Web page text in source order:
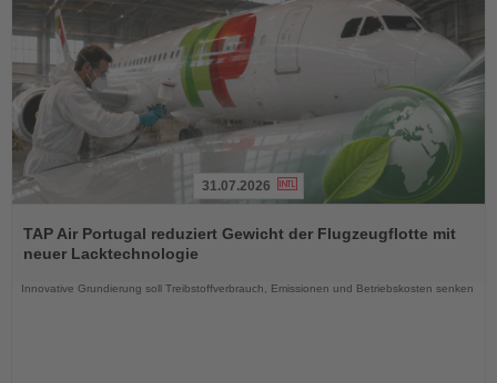
Sie
die
31.07.2026
TAP Air Portugal reduziert Gewicht der Flugzeugflotte mit
neuer Lacktechnologie
Innovative Grundierung soll Treibstoffverbrauch, Emissionen und Betriebskosten senken